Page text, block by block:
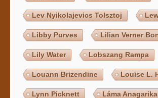
Lev Nyikolajevics Tolsztoj
Libby Purves Lilian Verner
Lily Water Lobszang Rampa
Louann Brizendine Louise L.
Lynn Picknett Láma